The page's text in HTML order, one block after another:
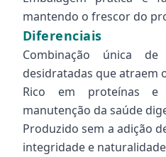
mantendo o frescor do
Diferenciais
Combinação única
desidratadas que atraem
Rico em proteínas e
manutenção da saúde
Produzido sem a adição
integridade e